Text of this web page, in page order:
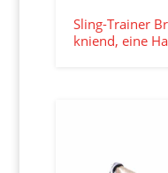
Sling-Trainer
kniend, eine